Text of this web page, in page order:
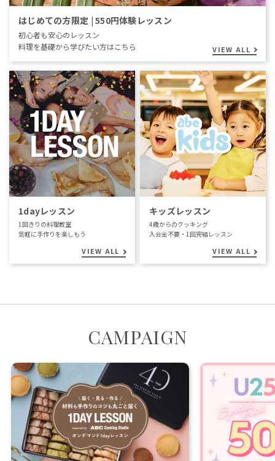
はじめての方限定 | 550円体験レッスン
初心者も安心のレッスン
料理を基礎から学びたい方はこちら
VIEW ALL
1dayレッスン
1回きりの料理教室
気軽に手作りを楽しもう
VIEW ALL
キッズレッスン
4歳からのクッキング
入会金不要・1回完結レッスン
VIEW ALL
CAMPAIGN